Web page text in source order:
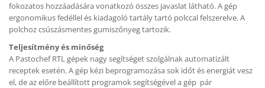
fokozatos hozzáadására vonatkozó összes javaslat látható. A gép
ergonomikus fedéllel és kiadagoló tartály tartó polccal felszerelve. A
polchoz csúszásmentes gumiszőnyeg tartozik.
Teljesítmény és minőség
A Pastochef RTL gépek nagy segítséget szolgálnak automatizált
receptek esetén. A gép kézi beprogramozása sok időt és energiát vesz
el, de az előre beállított programok segítségével a gép pár